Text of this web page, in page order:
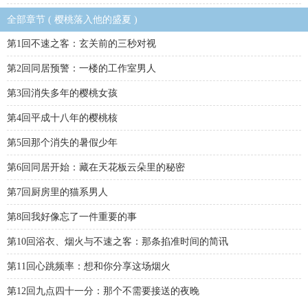
全部章节 ( 樱桃落入他的盛夏 )
第1回不速之客：玄关前的三秒对视
第2回同居预警：一楼的工作室男人
第3回消失多年的樱桃女孩
第4回平成十八年的樱桃核
第5回那个消失的暑假少年
第6回同居开始：藏在天花板云朵里的秘密
第7回厨房里的猫系男人
第8回我好像忘了一件重要的事
第10回浴衣、烟火与不速之客：那条掐准时间的简讯
第11回心跳频率：想和你分享这场烟火
第12回九点四十一分：那个不需要接送的夜晚